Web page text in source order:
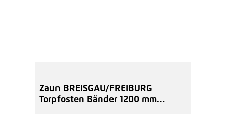
Zaun BREISGAU/FREIBURG
Torpfosten Bänder 1200 mm